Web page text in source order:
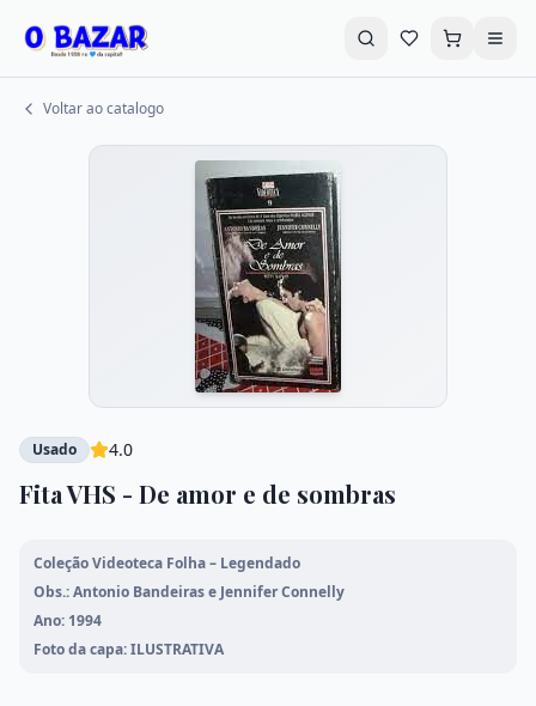
Destaques
Explorar Categorias
Livros em Promoção CD's e DVD's
LPS - VHS Autoajuda
Infantil
Mangás Meio Ambiente
Mato Grosso
Voltar ao catalogo
Usado 4.0
Fita VHS - De amor e de sombras
Coleção Videoteca Folha – Legendado
Obs.: Antonio Bandeiras e Jennifer Connelly
Ano: 1994
Foto da capa: ILUSTRATIVA